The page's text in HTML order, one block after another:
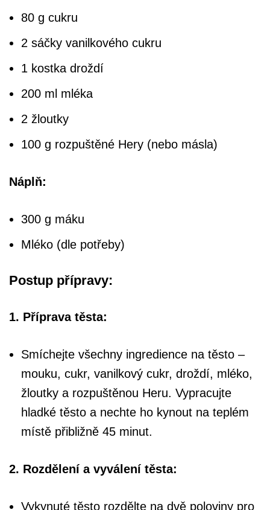
80 g cukru
2 sáčky vanilkového cukru
1 kostka droždí
200 ml mléka
2 žloutky
100 g rozpuštěné Hery (nebo másla)
Náplň:
300 g máku
Mléko (dle potřeby)
Postup přípravy:
1. Příprava těsta:
Smíchejte všechny ingredience na těsto –
mouku, cukr, vanilkový cukr, droždí, mléko,
žloutky a rozpuštěnou Heru. Vypracujte
hladké těsto a nechte ho kynout na teplém
místě přibližně 45 minut.
2. Rozdělení a vyválení těsta:
Vykynuté těsto rozdělte na dvě poloviny pro